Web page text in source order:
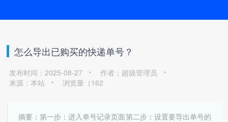
怎么导出已购买的快递单号？
发布时间：2025-08-27
作者：超级管理员
来源：本站
浏览量（162
摘要：第一步：进入单号记录页面第二步：设置要导出单号的